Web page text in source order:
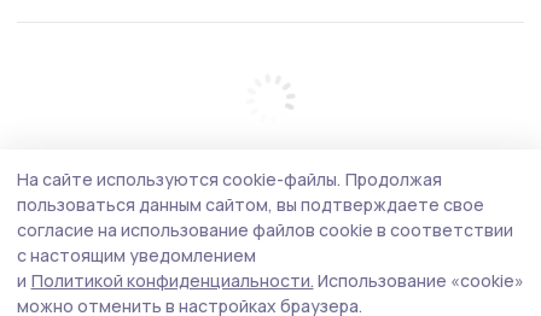
На сайте используются cookie-файлы. Продолжая
пользоваться данным сайтом, вы подтверждаете свое
согласие на использование файлов cookie в соответствии
с настоящим уведомлением
и Политикой конфиденциальности. Использование «cookie»
можно отменить в настройках браузера.